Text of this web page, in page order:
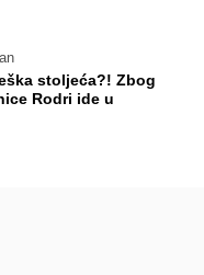
stoljeća?! Zbog
Rodri ide u